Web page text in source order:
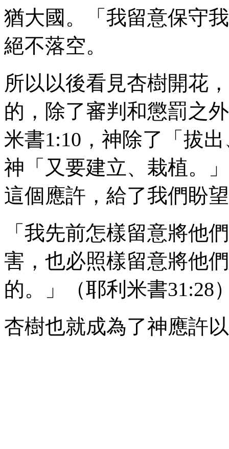
猶大國。「我留意保守
絕不落空。
所以以後看見杏樹開花
的，除了審判和懲罰之
米書1:10 ，神除了「拔
神「又要建立、栽植。
這個應許，給了我們盼
「我先前怎樣留意將他
害，也必照樣留意將他
的。」（耶利米書31:28
杏樹也就成為了神應許